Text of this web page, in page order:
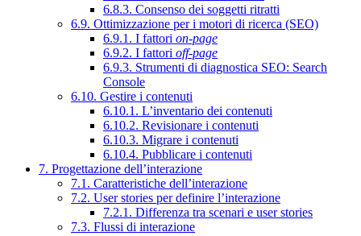
6.8.3. Consenso dei soggetti ritratti
6.9. Ottimizzazione per i motori di ricerca (SEO)
6.9.1. I fattori on-page
6.9.2. I fattori off-page
6.9.3. Strumenti di diagnostica SEO: Search
Console
6.10. Gestire i contenuti
6.10.1. L’inventario dei contenuti
6.10.2. Revisionare i contenuti
6.10.3. Migrare i contenuti
6.10.4. Pubblicare i contenuti
7. Progettazione dell’interazione
7.1. Caratteristiche dell’interazione
7.2. User stories per definire l’interazione
7.2.1. Differenza tra scenari e user stories
7.3. Flussi di interazione